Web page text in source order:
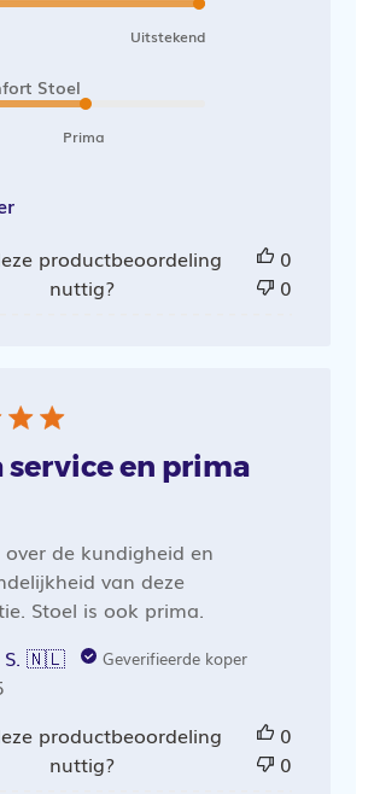
Uitstekend
Stoel
Prima
productbeoordeling
nuttig?
0
0
service en prima
over de kundigheid en
van deze
Stoel is ook prima.
S. 🇳🇱
Geverifieerde koper
productbeoordeling
nuttig?
0
0